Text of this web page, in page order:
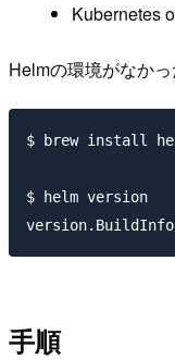
Kubernetes
Helmの環境がなか
$ brew install
$ helm version
手順